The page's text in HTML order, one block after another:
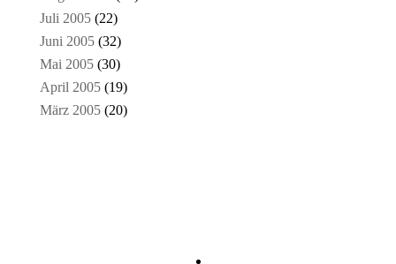
Juli 2005(22)
Juni 2005(32)
Mai 2005(30)
April 2005(19)
März 2005(20)